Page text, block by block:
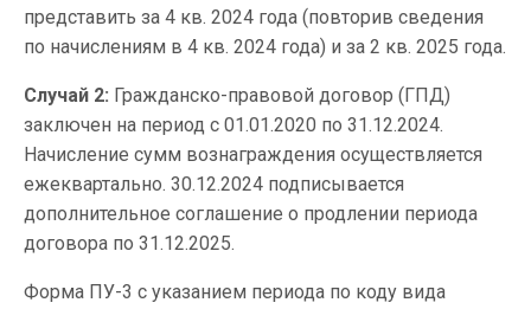
представить за 4 кв. 2024 года (повторив сведения
по начислениям в 4 кв. 2024 года) и за 2 кв. 2025 года.
Случай 2: Гражданско-правовой договор (ГПД)
заключен на период с 01.01.2020 по 31.12.2024.
Начисление сумм вознаграждения осуществляется
ежеквартально. 30.12.2024 подписывается
дополнительное соглашение о продлении периода
договора по 31.12.2025.
Форма ПУ-3 с указанием периода по коду вида